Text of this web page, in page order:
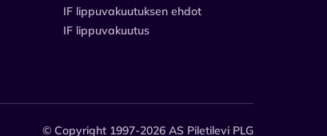
IF lippuvakuutuksen ehdot
IF lippuvakuutus
© Copyright 1997-2026 AS Piletilevi PLG